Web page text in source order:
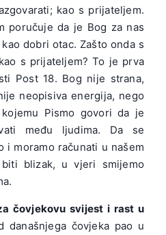
kao s prijateljem.
poručuje da je Bog za nas
dobri otac. Zašto onda s
s prijateljem? To je prva
Post 18. Bog nije strana,
neopisiva energija, nego
Pismo govori da je
među ljudima. Da se
i moramo računati u našem
blizak, u vjeri smijemo
čovjekovu svijest i rast u
današnjega čovjeka pao u